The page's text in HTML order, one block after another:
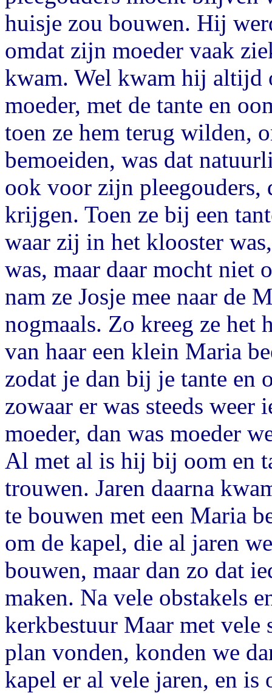
huisje zou bouwen. Hij
omdat zijn moeder vaak
kwam. Wel kwam hij altijd
moeder, met de tante en
toen ze hem terug wilden,
bemoeiden, was dat
ook voor zijn pleegouders,
krijgen. Toen ze bij een
waar zij in het klooster
was, maar daar mocht niet
nam ze Josje mee naar de
nogmaals. Zo kreeg ze het
van haar een klein Maria
zodat je dan bij je tante en
zowaar er was steeds weer
moeder, dan was moeder
Al met al is hij bij oom en
trouwen. Jaren daarna
te bouwen met een Maria
om de kapel, die al jaren
bouwen, maar dan zo dat
maken. Na vele obstakels
kerkbestuur Maar met vele
plan vonden, konden we
kapel er al vele jaren, en is